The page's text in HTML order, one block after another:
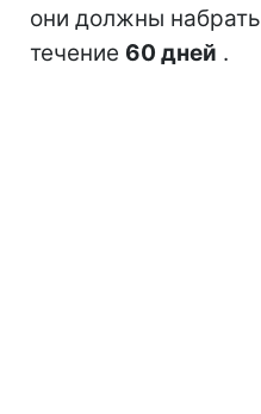
они должны набрать
течение 60 дней .